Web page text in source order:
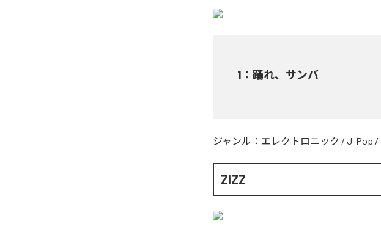
1 ： 踊れ、サンバ
ジャンル： エレクトロニック / J-Pop /
ZIZZ